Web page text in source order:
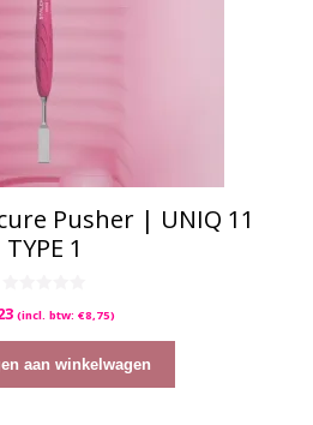
Pusher | UNIQ 11
TYPE 1
0
v
5
(incl. btw: €8,75)
aan winkelwagen